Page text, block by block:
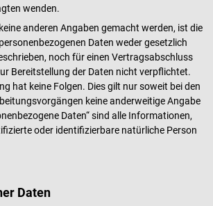
wenden.
anderen Angaben gemacht werden, ist die
Daten weder gesetzlich
noch für einen Vertragsabschluss
Bereitstellung der Daten nicht verpflichtet.
hat keine Folgen. Dies gilt nur soweit bei den
keine anderweitige Angabe
Daten“ sind alle Informationen,
oder identifizierbare natürliche Person
Daten